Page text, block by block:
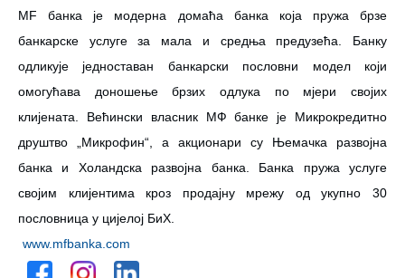
MF банка је модерна домаћа банка која пружа брзе
банкарске услуге за мала и средња предузећа. Банку
одликује једноставан банкарски пословни модел који
омогућава доношење брзих одлука по мјери својих
клијената. Већински власник МФ банке је Микрокредитно
друштво „Микрофин“, а акционари су Њемачка развојна
банка и Холандска развојна банка. Банка пружа услуге
својим клијентима кроз продајну мрежу од укупно 30
пословница у цијелој БиХ.
www.mfbanka.com